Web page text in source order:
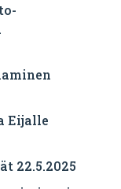
Eijalle
22.5.2025